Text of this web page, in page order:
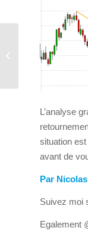
L’analyse
situation
avant de
Par
Suivez moi
Egalement
BFM du 15 avril
Double langage